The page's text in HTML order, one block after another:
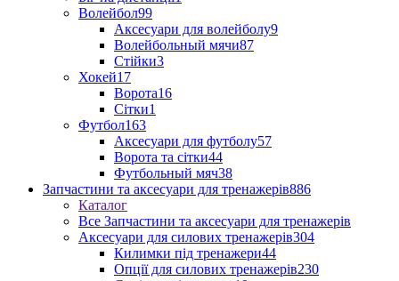
Волейбол99
Аксесуари для волейболу9
Волейбольный мячи87
Стійки3
Хокей17
Ворота16
Сітки1
Футбол163
Аксесуари для футболу57
Ворота та сітки44
Футбольный мяч38
Запчастини та аксесуари для тренажерів886
Каталог
Все Запчастини та аксесуари для тренажерів
Аксесуари для силових тренажерів304
Килимки під тренажери44
Опції для силових тренажерів230